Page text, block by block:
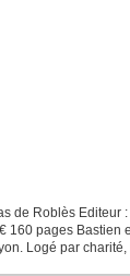
de Roblès Editeur
160 pages Bastien
Logé par